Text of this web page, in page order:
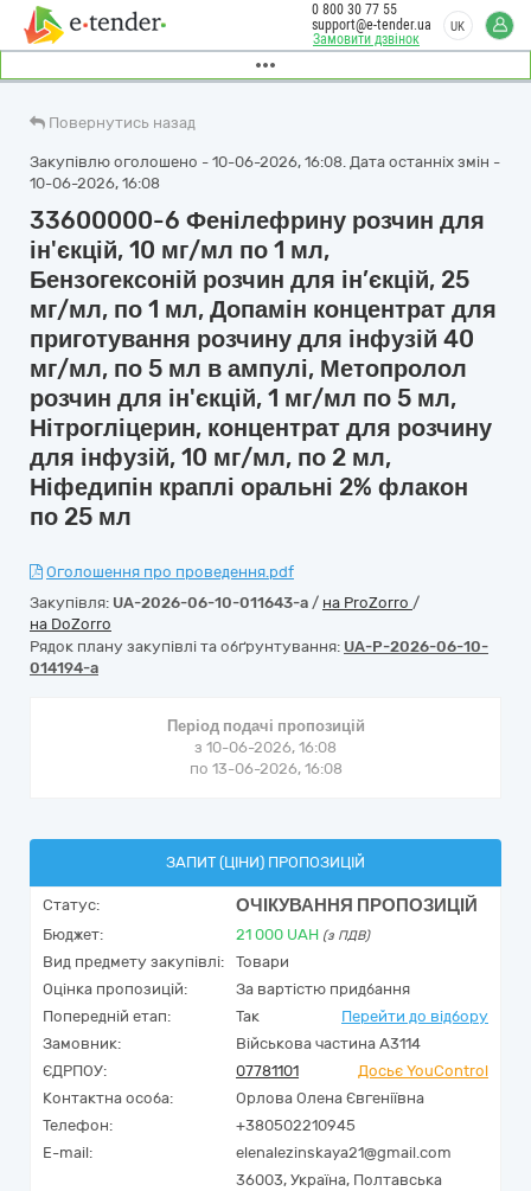
Замовити дзвінок
0 800 30 77 55
support@e-tender.ua
UK
Повернутись назад
Закупівлю оголошено - 10-06-2026, 16:08. Дата останніх змін -
10-06-2026, 16:08
33600000-6 Фенілефрину розчин для
ін'єкцій, 10 мг/мл по 1 мл,
Бензогексоній розчин для ін’єкцій, 25
мг/мл, по 1 мл, Допамін концентрат для
приготування розчину для інфузій 40
мг/мл, по 5 мл в ампулі, Метопролол
розчин для ін'єкцій, 1 мг/мл по 5 мл,
Нітрогліцерин, концентрат для розчину
для інфузій, 10 мг/мл, по 2 мл,
Ніфедипін краплі оральні 2% флакон
по 25 мл
Оголошення про проведення.pdf
Закупівля: UA-2026-06-10-011643-a / на ProZorro /
на DoZorro
Рядок плану закупівлі та обґрунтування: UA-P-2026-06-10-
014194-a
Період подачі пропозицій
з 10-06-2026, 16:08
по 13-06-2026, 16:08
ЗАПИТ (ЦІНИ) ПРОПОЗИЦІЙ
Статус: ОЧІКУВАННЯ ПРОПОЗИЦІЙ
Бюджет: 21 000 UAH (з ПДВ)
Вид предмету закупівлі:
Товари
Оцінка пропозицій:
За вартістю придбання
Попередній етап:
Так
Перейти до відбору
Замовник:
Військова частина А3114
ЄДРПОУ:
07781101
Досьє YouControl
Контактна особа:
Орлова Олена Євгеніївна
Телефон:
+380502210945
E-mail:
elenalezinskaya21@gmail.com
36003, Україна, Полтавська